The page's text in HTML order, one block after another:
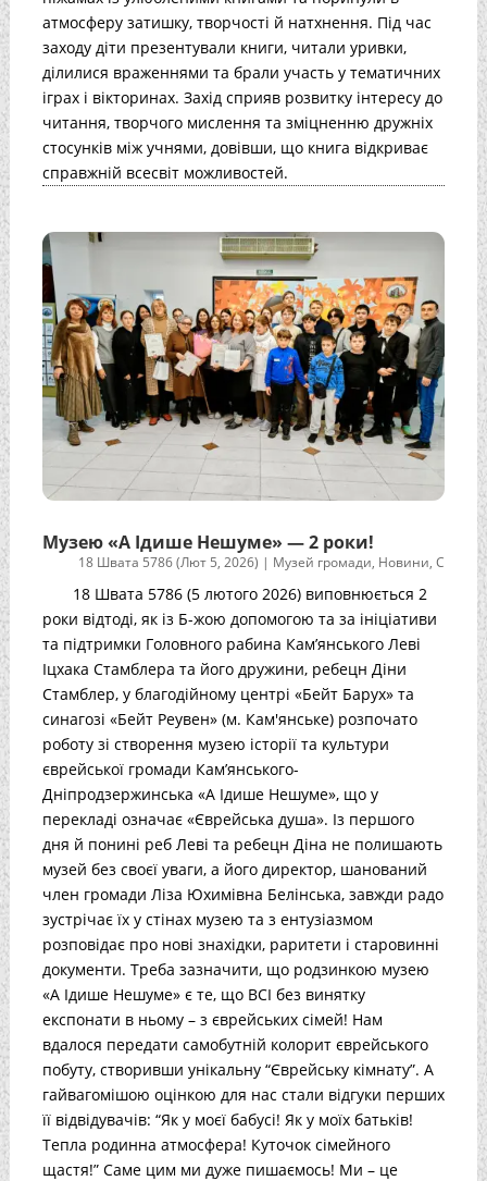
атмосферу затишку, творчості й натхнення. Під час
заходу діти презентували книги, читали уривки,
ділилися враженнями та брали участь у тематичних
іграх і вікторинах. Захід сприяв розвитку інтересу до
читання, творчого мислення та зміцненню дружніх
стосунків між учнями, довівши, що книга відкриває
справжній всесвіт можливостей.
Музею «А Ідише Нешуме» — 2 роки!
18 Швата 5786 (Лют 5, 2026) | Музей громади, Новини,С
18 Швата 5786 (5 лютого 2026) виповнюється 2
роки відтоді, як із Б-жою допомогою та за ініціативи
та підтримки Головного рабина Кам’янського Леві
Іцхака Стамблера та його дружини, ребецн Діни
Стамблер, у благодійному центрі «Бейт Барух» та
синагозі «Бейт Реувен» (м. Кам'янське) розпочато
роботу зі створення музею історії та культури
єврейської громади Кам’янського-
Дніпродзержинська «А Ідише Нешуме», що у
перекладі означає «Єврейська душа». Із першого
дня й понині реб Леві та ребецн Діна не полишають
музей без своєї уваги, а його директор, шанований
член громади Ліза Юхимівна Белінська, завжди радо
зустрічає їх у стінах музею та з ентузіазмом
розповідає про нові знахідки, раритети і старовинні
документи. Треба зазначити, що родзинкою музею
«А Ідише Нешуме» є те, що ВСІ без винятку
експонати в ньому – з єврейських сімей! Нам
вдалося передати самобутній колорит єврейського
побуту, створивши унікальну “Єврейську кімнату”. А
гайвагомішою оцінкою для нас стали відгуки перших
її відвідувачів: “Як у моєї бабусі! Як у моїх батьків!
Тепла родинна атмосфера! Куточок сімейного
щастя!” Саме цим ми дуже пишаємось! Ми – це